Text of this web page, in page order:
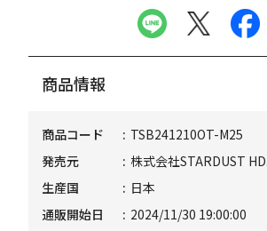
商品情報
商品コード
TSB241210OT-M25
発売元
株式会社STARDUST HD.
生産国
日本
通販開始日
2024/11/30 19:00:00